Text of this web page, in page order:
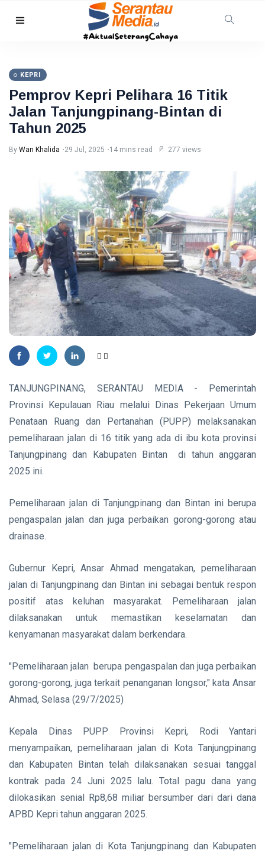
Suami
Diduga
Bacok
Perempuan
hingga
Tewas di
Pekanbaru
07
2026
views
INDRAGIRI
HILIR
Kemunculan
Muara Bikin
Warga Desa
Undan
Berhasil
Menangkap
13
views
RIAU
Sekda
Riau
Apresiasi
Dukungan
Plt
Gubernur
Usai Riau
Masuk
Lima
Besar
ADLG
Awards
2026
07
Aug,
2026
15
views
TANJUNGPINANG
DLH
Tanjungpinang
Ingatkan
Warga
Waspadai
Penipuan
Pungut
Retribusi
07 Aug,
views
167 RTLH di
Natuna
Direhabilitasi
dengan
Bantuan
Kementerian
PKP
2026
views
SKK
Perkuat
Sinergi
Aset
demi
Menjaga
Ketahanan
Energi
2026
Prabowo Subianto
Pekanbaru
Donald Trump
PSSI
KEPRI
Pemprov Kepri Pelihara 16 Titik
Jalan Tanjungpinang-Bintan di
Tahun 2025
By Wan Khalida 29 Jul, 2025 14 mins read 277 views
TANJUNGPINANG, SERANTAU MEDIA - Pemerintah
Provinsi Kepulauan Riau melalui Dinas Pekerjaan Umum
Penataan Ruang dan Pertanahan (PUPP) melaksanakan
pemeliharaan jalan di 16 titik yang ada di ibu kota provinsi
Tanjungpinang dan Kabupaten Bintan di tahun anggaran
2025 ini.
Pemeliharaan jalan di Tanjungpinang dan Bintan ini berupa
pengaspalan jalan dan juga perbaikan gorong-gorong atau
drainase.
Gubernur Kepri, Ansar Ahmad mengatakan, pemeliharaan
jalan di Tanjungpinang dan Bintan ini sebagai bentuk respon
positif atas keluhan masyarakat. Pemeliharaan jalan
dilaksanakan untuk memastikan keselamatan dan
kenyamanan masyarakat dalam berkendara.
"Pemeliharaan jalan berupa pengaspalan dan juga perbaikan
gorong-gorong, juga terkait penanganan longsor," kata Ansar
Ahmad, Selasa (29/7/2025)
Kepala Dinas PUPP Provinsi Kepri, Rodi Yantari
menyampaikan, pemeliharaan jalan di Kota Tanjungpinang
dan Kabupaten Bintan telah dilaksanakan sesuai tanggal
kontrak pada 24 Juni 2025 lalu. Total pagu dana yang
dilokasikan senial Rp8,68 miliar bersumber dari dari dana
APBD Kepri tahun anggaran 2025.
"Pemeliharaan jalan di Kota Tanjungpinang dan Kabupaten